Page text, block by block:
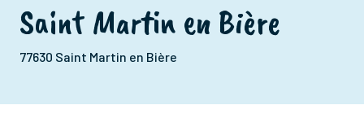
Saint Martin en Bière
77630 Saint Martin en Bière